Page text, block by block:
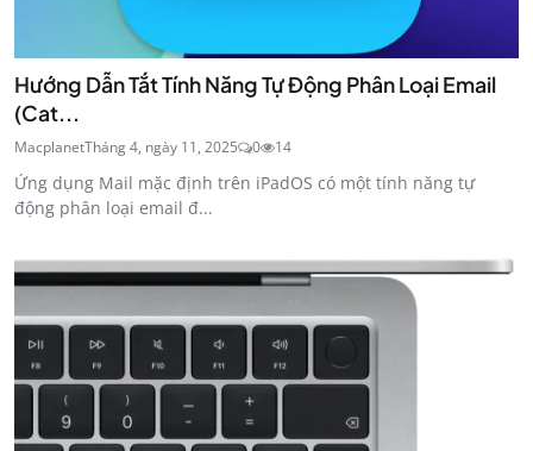
Hướng Dẫn Tắt Tính Năng Tự Động Phân Loại Email
(Cat...
MacplanetTháng 4, ngày 11, 2025 0 14
Ứng dụng Mail mặc định trên iPadOS có một tính năng tự
động phân loại email đ...